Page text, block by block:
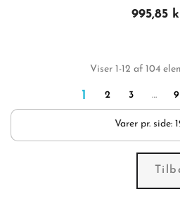
995,85
Viser 1-12 af 104
1 2 3 … 9
Varer pr. side: